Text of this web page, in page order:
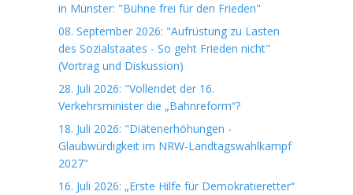
in Münster: "Bühne frei für den Frieden"
08. September 2026: "Aufrüstung zu Lasten
des Sozialstaates - So geht Frieden nicht"
(Vortrag und Diskussion)
28. Juli 2026: "Vollendet der 16.
Verkehrsminister die „Bahnreform“?
18. Juli 2026: "Diätenerhöhungen -
Glaubwürdigkeit im NRW-Landtagswahlkampf
2027"
16. Juli 2026: „Erste Hilfe für Demokratieretter“